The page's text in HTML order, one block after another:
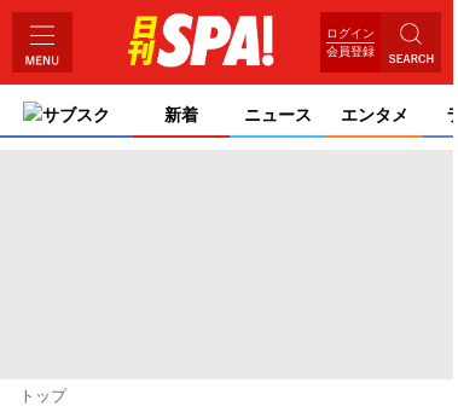
ログイン
会員登録
サブスク 新着 ニュース エンタメ
トップ